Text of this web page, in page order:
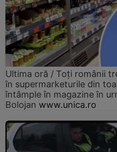
Ultima oră / Toți românii
în supermarketurile din
întâmple în magazine în
Bolojan www.unica.ro